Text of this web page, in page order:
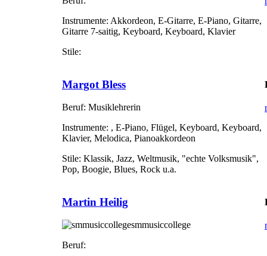
Instrumente: Akkordeon, E-Gitarre, E-Piano, Gitarre,
Gitarre 7-saitig, Keyboard, Keyboard, Klavier
Stile:
Margot Bless
Beruf: Musiklehrerin
Instrumente: , E-Piano, Flügel, Keyboard, Keyboard,
Klavier, Melodica, Pianoakkordeon
Stile: Klassik, Jazz, Weltmusik, "echte Volksmusik",
Pop, Boogie, Blues, Rock u.a.
Martin Heilig
smmusiccollege
Beruf: